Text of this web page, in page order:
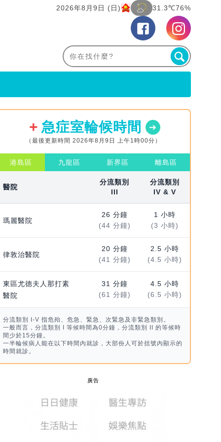
2026年8月9日 (日) 31.3℃76%
急症室輪候時間
（最後更新時間 2026年8月9日 上午1時00分）
港島區 九龍區 新界區 離島區
醫院
分流類別
III
分流類別
IV & V
瑪麗醫院
26 分鐘
(44 分鐘)
1 小時
(3 小時)
律敦治醫院
20 分鐘
(41 分鐘)
2.5 小時
(4.5 小時)
東區尤德夫人那打素
醫院
31 分鐘
(61 分鐘)
4.5 小時
(6.5 小時)
分流類別 I-V 指危殆、危急、緊急、次緊急及非緊急類別。
一般而言，分流類別 I 等候時間為0分鐘，分流類別 II 的等候時
間少於15分鐘。
一半輪候病人能在以下時間內就診，大部份人可於括號內顯示的
時間就診。
廣告